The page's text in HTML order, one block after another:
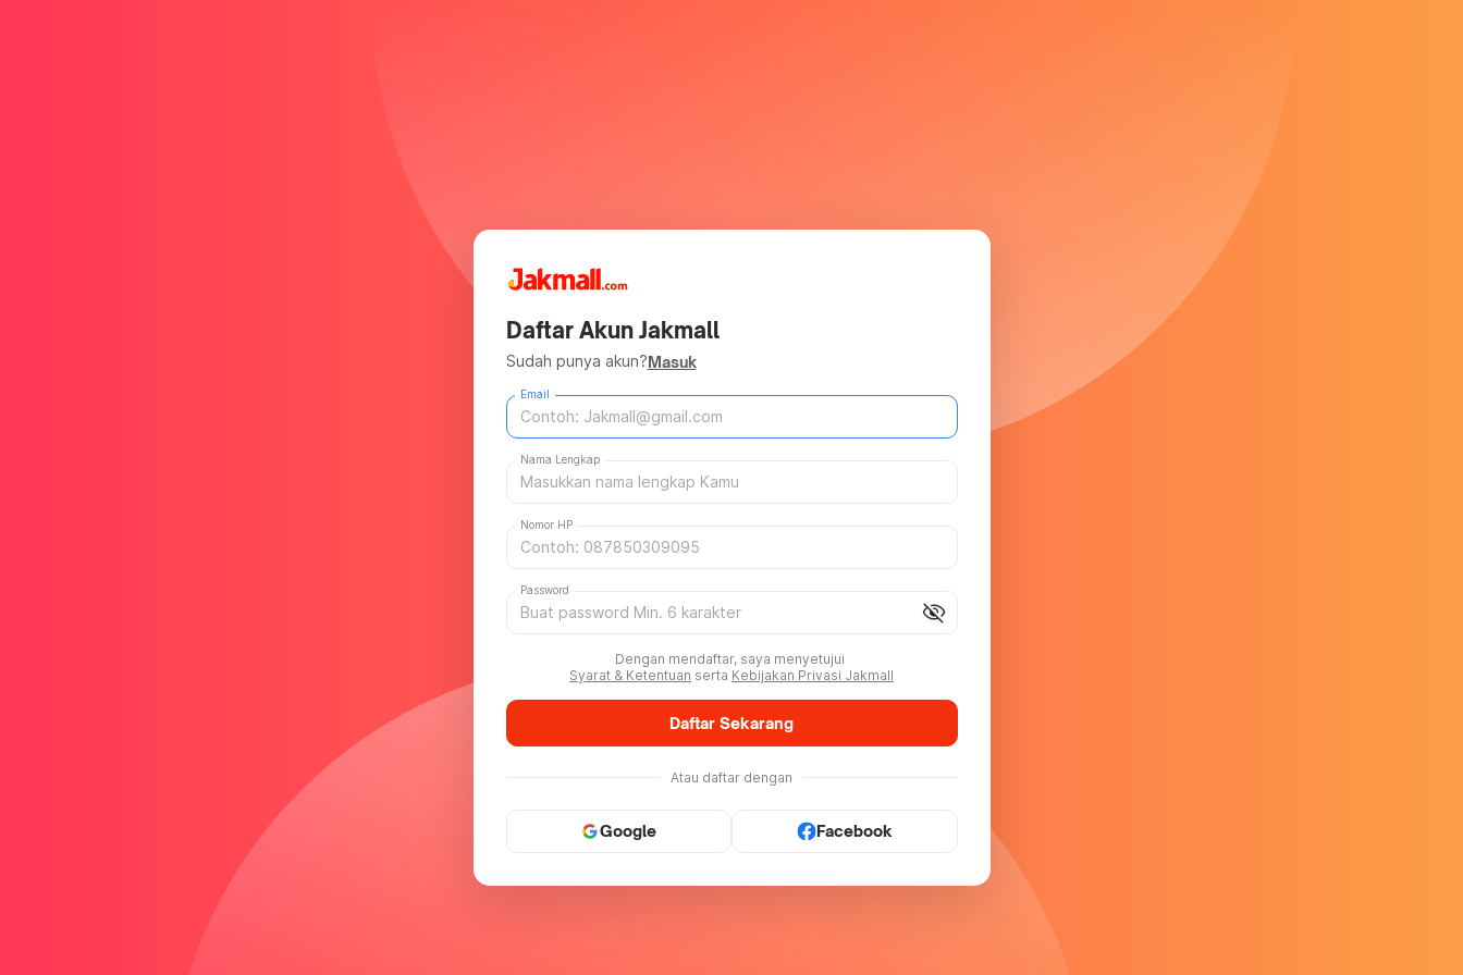
Daftar Akun Jakmall
Sudah punya akun?Masuk
Email
Nama Lengkap
Nomor HP
visibility_off
Password
Dengan mendaftar, saya menyetujui
Syarat & Ketentuan serta Kebijakan Privasi Jakmall
Daftar Sekarang
Atau daftar dengan
Google Facebook